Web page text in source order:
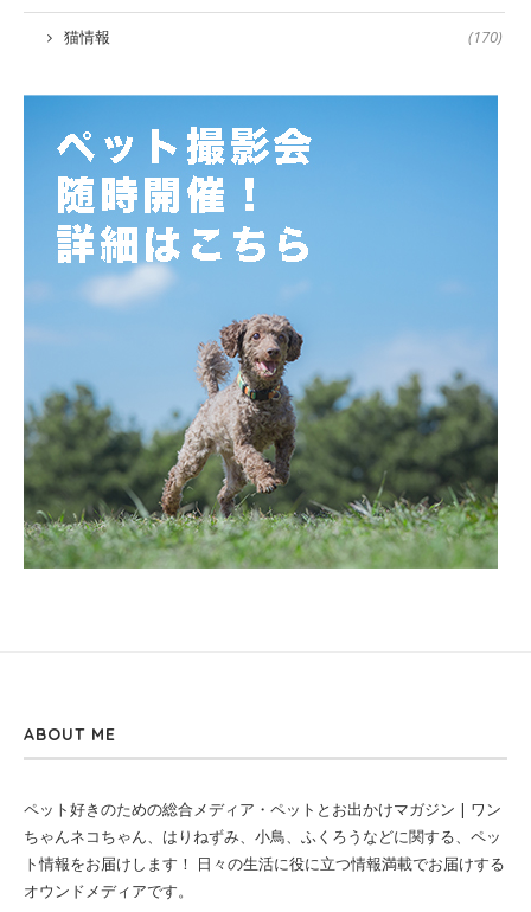
猫情報 (170)
ABOUT ME
ペット好きのための総合メディア・ペットとお出かけマガジン | ワン
ちゃんネコちゃん、はりねずみ、小鳥、ふくろうなどに関する、ペッ
ト情報をお届けします！ 日々の生活に役に立つ情報満載でお届けする
オウンドメディアです。